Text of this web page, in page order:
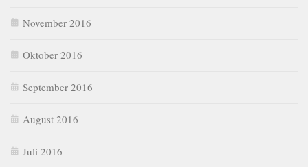
November 2016
Oktober 2016
September 2016
August 2016
Juli 2016